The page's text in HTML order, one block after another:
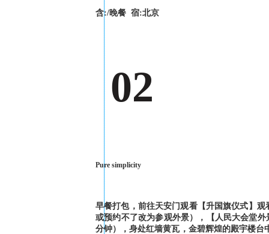
含:/晚餐 宿:北京
02
Pure simplicity
早餐打包，前往天安门观看【升国旗仪式】
或预约不了改为参观外景），【人民大会堂
分钟），身处红墙黄瓦，金碧辉煌的殿宇楼